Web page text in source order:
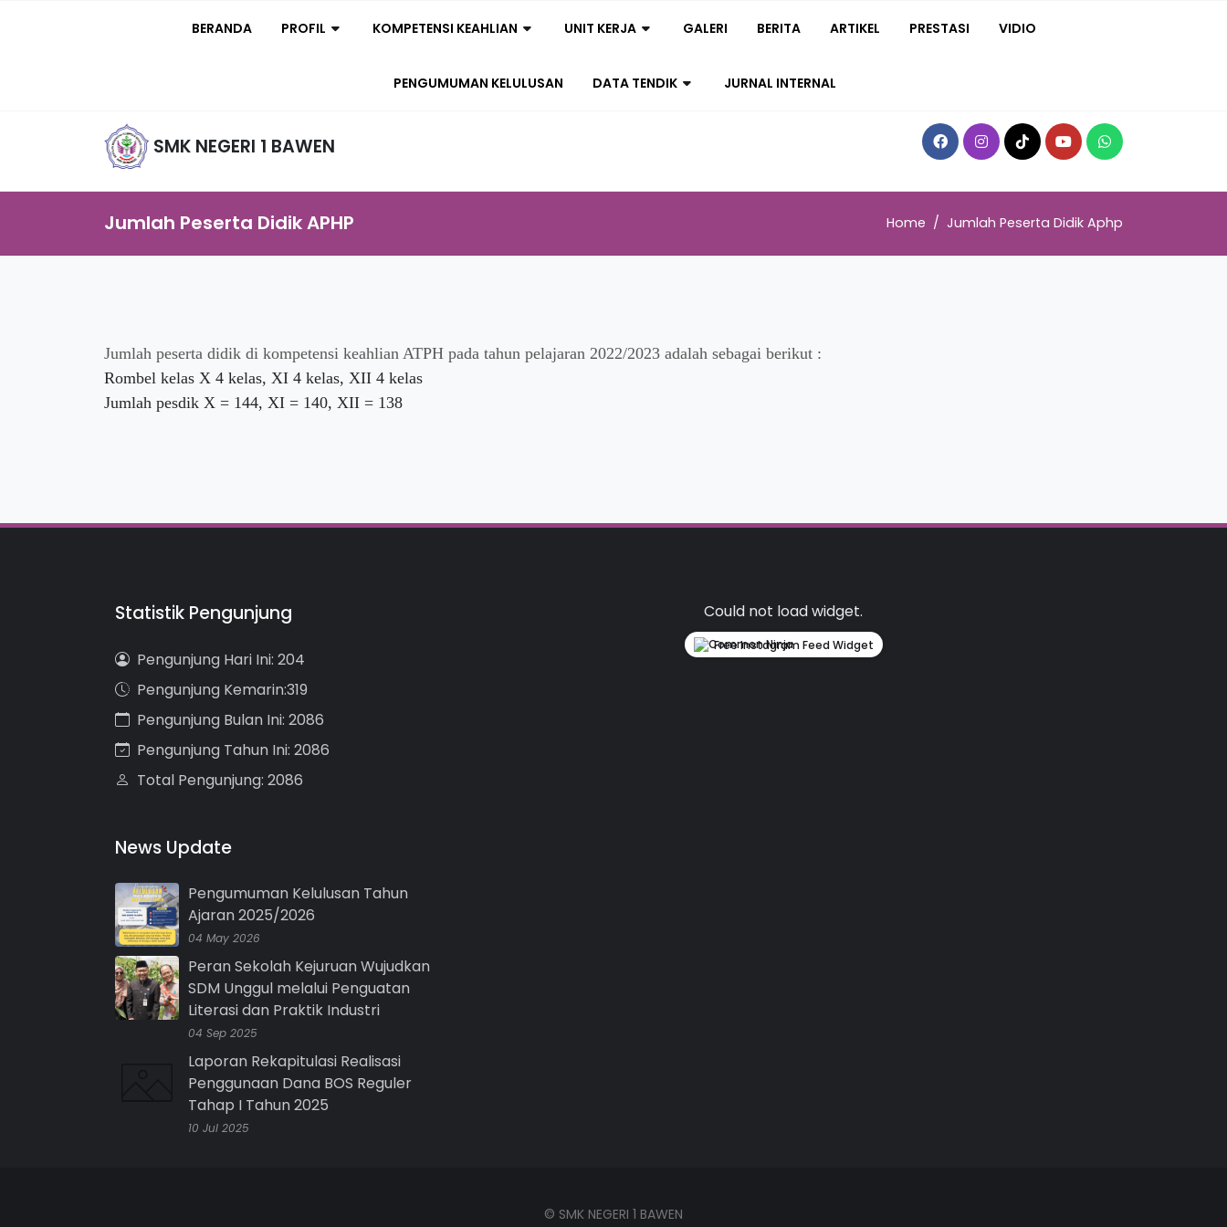
BERANDA PROFIL KOMPETENSI KEAHLIAN UNIT KERJA GALERI BERITA ARTIKEL PRESTASI VIDIO
PENGUMUMAN KELULUSAN DATA TENDIK JURNAL INTERNAL
SMK NEGERI 1 BAWEN
Jumlah Peserta Didik APHP Home Jumlah Peserta Didik Aphp
Jumlah peserta didik di kompetensi keahlian ATPH pada tahun pelajaran 2022/2023 adalah sebagai berikut :
Rombel kelas X 4 kelas, XI 4 kelas, XII 4 kelas
Jumlah pesdik X = 144, XI = 140, XII = 138
Statistik Pengunjung
Pengunjung Hari Ini: 204
Pengunjung Kemarin:319
Pengunjung Bulan Ini: 2086
Pengunjung Tahun Ini: 2086
Total Pengunjung: 2086
News Update
Pengumuman Kelulusan Tahun
Ajaran 2025/2026
04 May 2026
Peran Sekolah Kejuruan Wujudkan
SDM Unggul melalui Penguatan
Literasi dan Praktik Industri
04 Sep 2025
Laporan Rekapitulasi Realisasi
Penggunaan Dana BOS Reguler
Tahap I Tahun 2025
10 Jul 2025
Could not load widget.
Free Instagram Feed Widget
© SMK NEGERI 1 BAWEN